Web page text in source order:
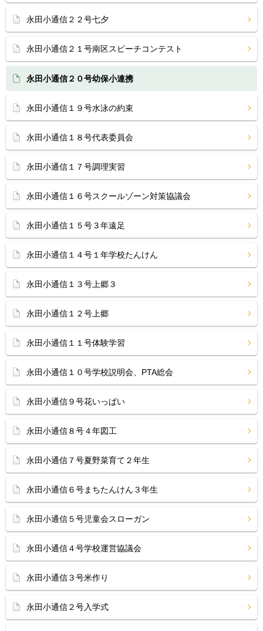
永田小通信２２号七夕
永田小通信２１号南区スピーチコンテスト
永田小通信２０号幼保小連携
永田小通信１９号水泳の約束
永田小通信１８号代表委員会
永田小通信１７号調理実習
永田小通信１６号スクールゾーン対策協議会
永田小通信１５号３年遠足
永田小通信１４号１年学校たんけん
永田小通信１３号上郷３
永田小通信１２号上郷
永田小通信１１号体験学習
永田小通信１０号学校説明会、PTA総会
永田小通信９号花いっぱい
永田小通信８号４年図工
永田小通信７号夏野菜育て２年生
永田小通信６号まちたんけん３年生
永田小通信５号児童会スローガン
永田小通信４号学校運営協議会
永田小通信３号米作り
永田小通信２号入学式